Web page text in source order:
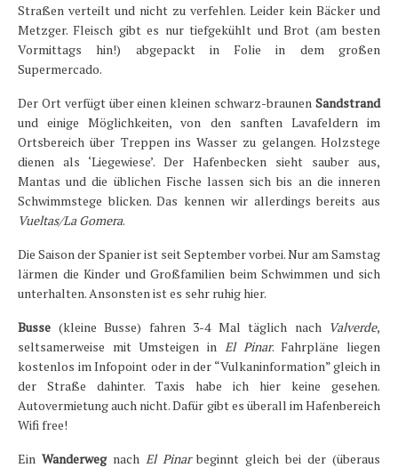
Straßen verteilt und nicht zu verfehlen. Leider kein Bäcker und
Metzger. Fleisch gibt es nur tiefgekühlt und Brot (am besten
Vormittags hin!) abgepackt in Folie in dem großen
Supermercado.
Der Ort verfügt über einen kleinen schwarz-braunen Sandstrand
und einige Möglichkeiten, von den sanften Lavafeldern im
Ortsbereich über Treppen ins Wasser zu gelangen. Holzstege
dienen als ‘Liegewiese’. Der Hafenbecken sieht sauber aus,
Mantas und die üblichen Fische lassen sich bis an die inneren
Schwimmstege blicken. Das kennen wir allerdings bereits aus
Vueltas/La Gomera.
Die Saison der Spanier ist seit September vorbei. Nur am Samstag
lärmen die Kinder und Großfamilien beim Schwimmen und sich
unterhalten. Ansonsten ist es sehr ruhig hier.
Busse (kleine Busse) fahren 3-4 Mal täglich nach Valverde,
seltsamerweise mit Umsteigen in El Pinar. Fahrpläne liegen
kostenlos im Infopoint oder in der “Vulkaninformation” gleich in
der Straße dahinter. Taxis habe ich hier keine gesehen.
Autovermietung auch nicht. Dafür gibt es überall im Hafenbereich
Wifi free!
Ein WanderwegnachEl Pinarbeginnt gleich bei der (überaus